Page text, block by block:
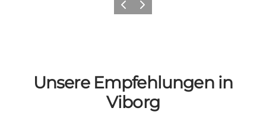
ZurückWeiter
Unsere Empfehlungen in
Viborg